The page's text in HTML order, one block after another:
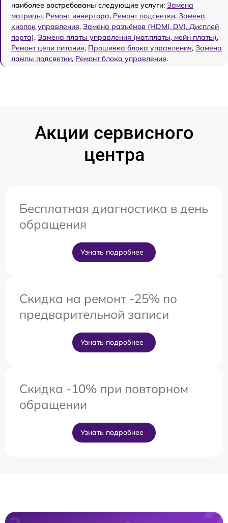
наиболее востребованы следующие услуги: Замена
матрицы, Ремонт инвертора, Ремонт подсветки, Замена
кнопок управления, Замена разъёмов (HDMI, DVI, Дисплей
порта), Замена платы управления (мат.платы, мейн платы),
Ремонт цепи питания, Прошивка блока управления, Замена
лампы подсветки, Ремонт блока управления.
Акции сервисного
центра
Бесплатная диагностика в день
обращения
Узнать подробнее
Скидка на ремонт -25% по
предварительной записи
Узнать подробнее
Скидка -10% при повторном
обращении
Узнать подробнее